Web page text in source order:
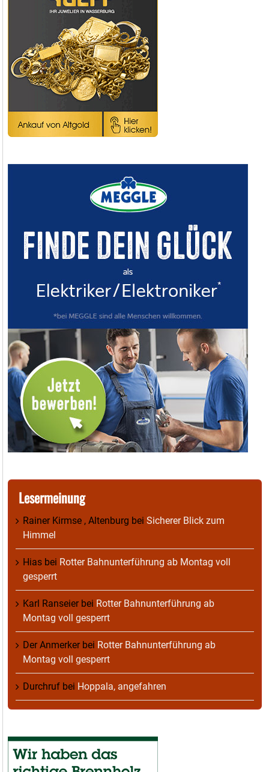
Lesermeinung
Rainer Kirmse , Altenburg bei Sicherer Blick zum
Himmel
Hias bei Rotter Bahnunterführung ab Montag voll
gesperrt
Karl Ranseierbei Rotter Bahnunterführung ab
Montag voll gesperrt
Der Anmerkerbei Rotter Bahnunterführung ab
Montag voll gesperrt
Durchruf bei Hoppala, angefahren